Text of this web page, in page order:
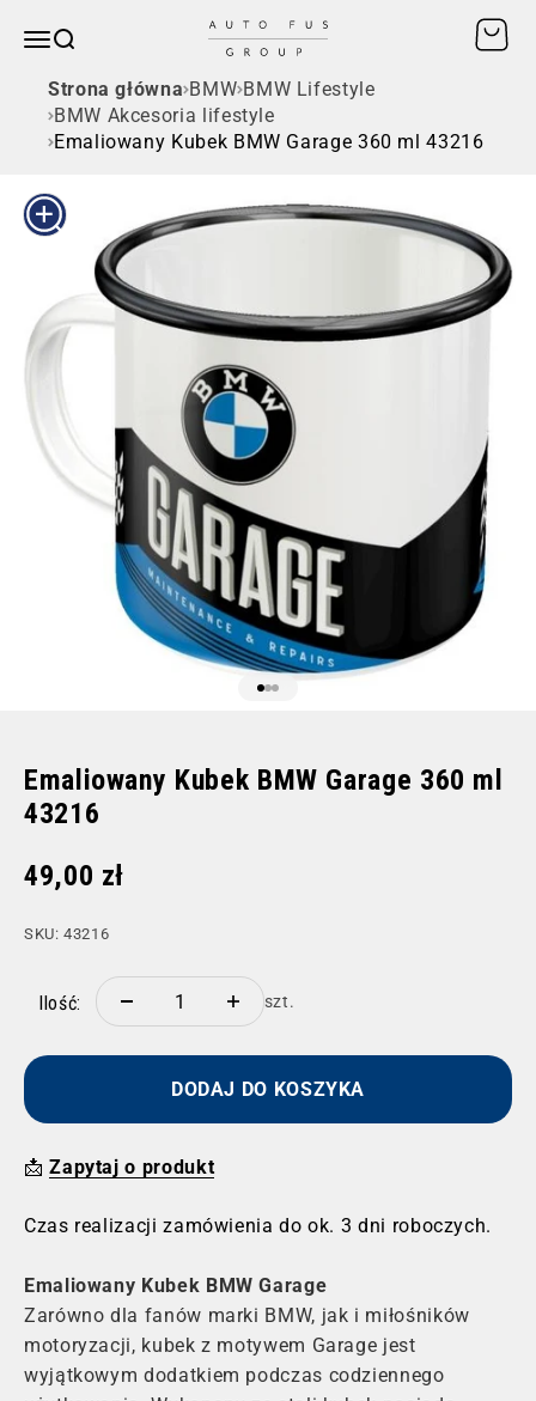
Otwórz menu nawigacji
SZUKAJ AUTO FUS GROUP
Strona główna BMW BMW Lifestyle
BMW Akcesoria lifestyle
Emaliowany Kubek BMW Garage 360 ml 43216
Przybliż
Emaliowany Kubek BMW Garage 360 ml
43216
Cena promocyjna
49,00 zł
SKU: 43216
Ilość: szt.
DODAJ DO KOSZYKA
📩Zapytaj o produkt
Czas realizacji zamówienia do ok. 3 dni roboczych.
Emaliowany Kubek BMW Garage
Zarówno dla fanów marki BMW, jak i miłośników
motoryzacji, kubek z motywem Garage jest
wyjątkowym dodatkiem podczas codziennego